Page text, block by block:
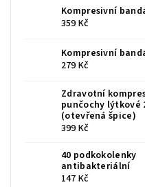
Kompresivní
359 Kč
Kompresivní
279 Kč
Zdravotní
punčochy lýtkové
(otevřená špice)
399 Kč
40 podkokolenky
antibakteriální
147 Kč